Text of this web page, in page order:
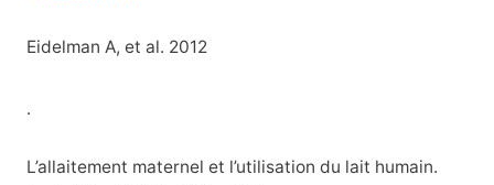
Eidelman A, et al. 2012
.
L’allaitement maternel et l’utilisation du lait humain.